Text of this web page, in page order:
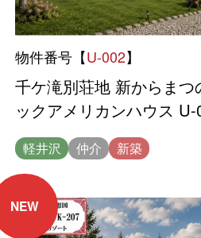
物件番号【U-002】
千ケ滝別荘地 新からま
ックアメリカンハウス
軽井沢 仲介 新築
NEW